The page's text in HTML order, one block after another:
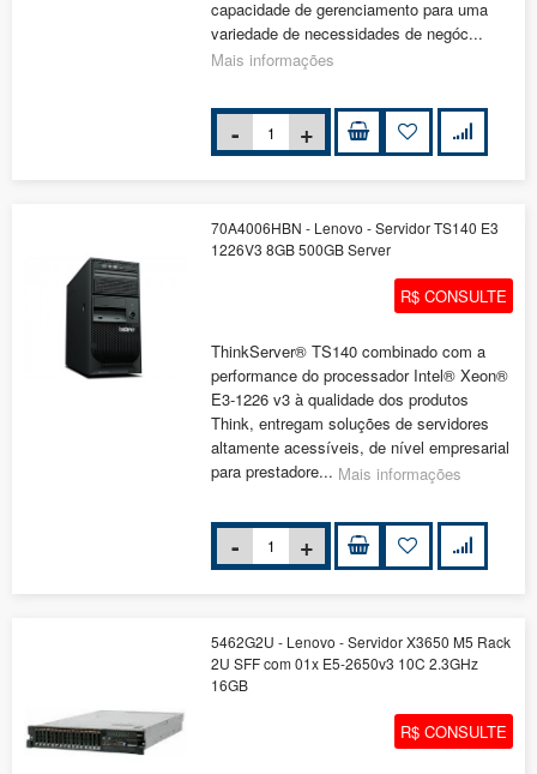
capacidade de gerenciamento para uma
variedade de necessidades de negóc...
Mais informações
70A4006HBN - Lenovo - Servidor TS140 E3
1226V3 8GB 500GB Server
R$ CONSULTE
ThinkServer® TS140 combinado com a
performance do processador Intel® Xeon®
E3-1226 v3 à qualidade dos produtos
Think, entregam soluções de servidores
altamente acessíveis, de nível empresarial
para prestadore... Mais informações
5462G2U - Lenovo - Servidor X3650 M5 Rack
2U SFF com 01x E5-2650v3 10C 2.3GHz
16GB
R$ CONSULTE